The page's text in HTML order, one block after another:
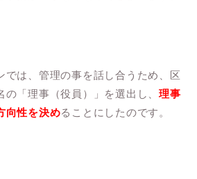
では、管理の事を話し合うため、区
の「理事（役員）」を選出し、理事
向性を決めることにしたのです。